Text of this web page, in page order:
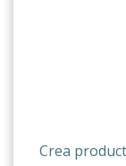
Crea